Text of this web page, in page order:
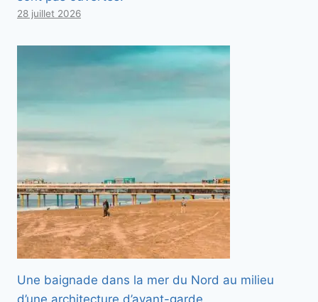
28 juillet 2026
Une baignade dans la mer du Nord au milieu